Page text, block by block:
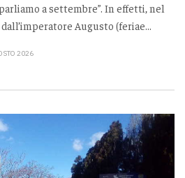
a settembre”. In effetti, nel
Augusto (feriae...
2026